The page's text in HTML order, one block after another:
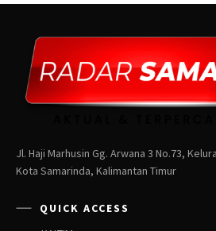
Jl. Haji Marhusin Gg. Arwana 3 No.73,
Kota Samarinda, Kalimantan Timur
QUICK ACCESS